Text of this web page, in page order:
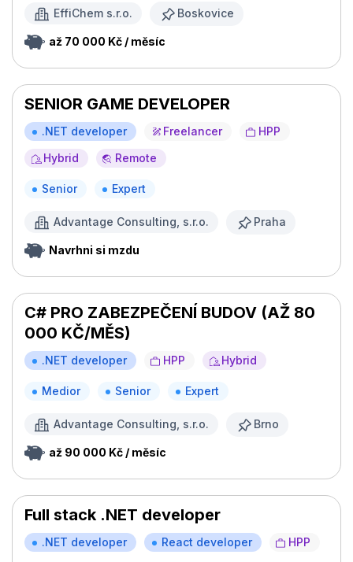
EffiChem s.r.o. Boskovice
až 70 000 Kč / měsíc
SENIOR GAME DEVELOPER
.NET developer Freelancer
HPP
Hybrid
Remote
Senior Expert
Advantage Consulting, s.r.o. Praha
Navrhni si mzdu
C# PRO ZABEZPEČENÍ BUDOV (AŽ 80
000 KČ/MĚS)
.NET developer HPP Hybrid
Medior Senior Expert
Advantage Consulting, s.r.o. Brno
až 90 000 Kč / měsíc
Full stack .NET developer
.NET developer React developer HPP